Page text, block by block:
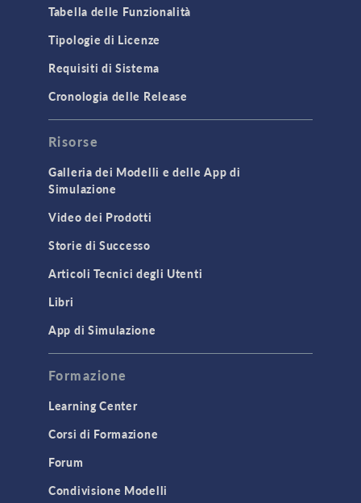
Tabella delle Funzionalità
Tipologie di Licenze
Requisiti di Sistema
Cronologia delle Release
Risorse
Galleria dei Modelli e delle App di
Simulazione
Video dei Prodotti
Storie di Successo
Articoli Tecnici degli Utenti
Libri
App di Simulazione
Formazione
Learning Center
Corsi di Formazione
Forum
Condivisione Modelli